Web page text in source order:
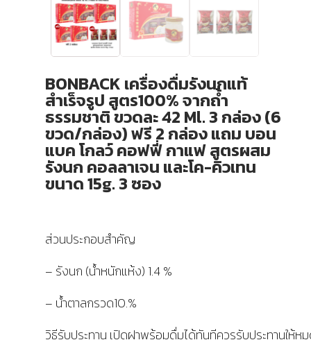
BONBACK เครื่องดื่มรังนกแท้
สำเร็จรูป สูตร100% จากถ้ำ
ธรรมชาติ ขวดละ 42 Ml. 3 กล่อง (6
ขวด/กล่อง) ฟรี 2 กล่อง แถม บอน
แบค โกลว์ คอฟฟี่ กาแฟ สูตรผสม
รังนก คอลลาเจน และโค-คิวเทน
ขนาด 15g. 3 ซอง
ส่วนประกอบสำคัญ
– รังนก (น้ำหนักแห้ง) 1.4 %
– น้ำตาลกรวด10.%
วิธีรับประทาน เปิดฝาพร้อมดื่มได้ทันทีควรรับประทานให้ห